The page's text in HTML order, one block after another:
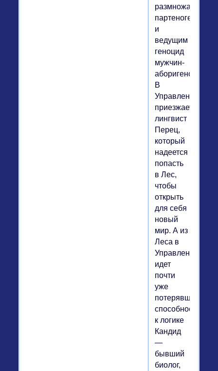
партеногенезом
и
ведущим
геноцид
мужчин-
аборигенов.
В
Управление
приезжает
лингвист
Перец,
который
надеется
попасть
в Лес,
чтобы
открыть
для себя
новый
мир. А из
Леса в
Управление
идет
почти
уже
потерявший
способность
к логике
Кандид
—
бывший
биолог,